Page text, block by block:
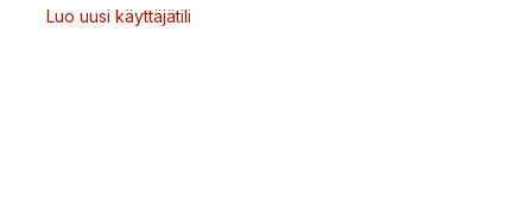
Luo uusi käyttäjätili